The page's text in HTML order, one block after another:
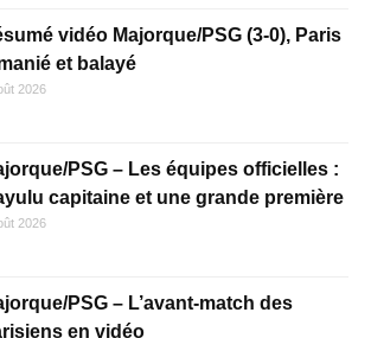
vidéo Majorque/PSG (3-0), Paris
et balayé
2026
PSG – Les équipes officielles :
capitaine et une grande première
2026
PSG – L’avant-match des
en vidéo